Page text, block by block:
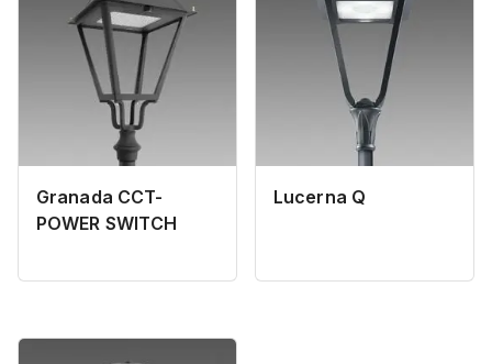
Granada CCT-
POWER SWITCH
Lucerna Q